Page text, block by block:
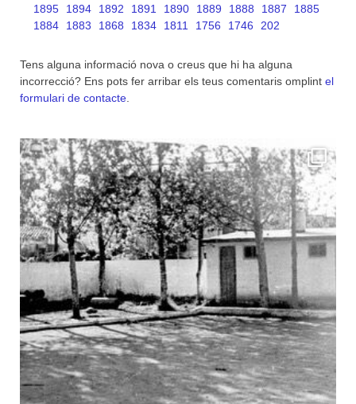
1895
1894 1892 1891 1890 1889 1888 1887
1885
1884
1883 1868 1834 1811 1756 1746 202
Tens alguna informació nova o creus que hi ha alguna
incorrecció? Ens pots fer arribar els teus comentaris omplint el
formulari de contacte